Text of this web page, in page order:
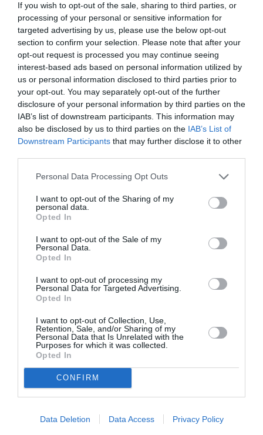
If you wish to opt-out of the sale, sharing to third parties, or
processing of your personal or sensitive information for
targeted advertising by us, please use the below opt-out
section to confirm your selection. Please note that after your
opt-out request is processed you may continue seeing
interest-based ads based on personal information utilized by
us or personal information disclosed to third parties prior to
your opt-out. You may separately opt-out of the further
disclosure of your personal information by third parties on the
IAB’s list of downstream participants. This information may
also be disclosed by us to third parties on the IAB’s List of
Downstream Participants that may further disclose it to other
Personal Data Processing Opt Outs
I want to opt-out of the Sharing of my
personal data.
Opted In
I want to opt-out of the Sale of my
Personal Data.
Opted In
I want to opt-out of processing my
Personal Data for Targeted Advertising.
Opted In
I want to opt-out of Collection, Use,
Retention, Sale, and/or Sharing of my
Personal Data that Is Unrelated with the
Purposes for which it was collected.
Opted In
CONFIRM
Data Deletion Data Access Privacy Policy
χρόνο, ενώ με την ΠΑΕ Καλαμάτα υπάρχει ήδη διετής
συνεργασία που θα επισφραγιστεί με την υπογραφή
μνημονίου. Ο Δημήτρης Κοθρούλας τόνισε ότι το
Beyond Football Conference ξεκίνησε σαν μια
προσπάθεια δικτύωσης και διαμοιρασμού γνώσης,
αλλά πλέον συγκεντρώνει όλες τις δυνάμεις που
αφορούν την επιστήμη, την καινοτομία και τη
διοίκηση, δίνοντας απαντήσεις σε όλες τις προκλήσεις
του σύγχρονου ποδοσφαίρου, χωρίς να σταματά στο
διήμερο των προγραμματισμένων εκδηλώσεων.
σημασία του μνημονίου συνεργασίας ανάμεσα στην
ΠΑΕ Καλαμάτα και το Εργαστήριο Οργάνωσης,
Διοίκησης Υπηρεσιών & Ποιότητας Ζωής του Τμήματος
Οργάνωσης & Διαχείρισης Αθλητισμού, με την ομάδα
να έχει πρόσβαση σε ακαδημαϊκή γνώση και
επιστημονική τεχνογνωσία και τους φοιτητές του
Πανεπιστημίου Πελοποννήσου να έρχονται πιο κοντά
Καλαμάτα γίνεται σημείο αναφοράς στο αθλητικό και
ποδοσφαιρικό γίνεσθαι, με τη συνεργασία των δύο
πλευρών να επιφυλάσσει στο μέλλον κι άλλα
σεμινάρια, συνέδρια και ανάλογες δράσεις
καινοτομίας, κατέληξε ο κος Ι. Παπαδόπουλος.